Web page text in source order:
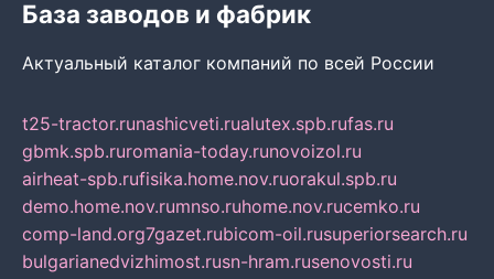
База заводов и фабрик
Актуальный каталог компаний по всей России
t25-tractor.runashicveti.rualutex.spb.rufas.ru
gbmk.spb.ruromania-today.runovoizol.ru
airheat-spb.rufisika.home.nov.ruorakul.spb.ru
demo.home.nov.rumnso.ruhome.nov.rucemko.ru
comp-land.org7gazet.rubicom-oil.rusuperiorsearch.ru
bulgarianedvizhimost.rusn-hram.rusenovosti.ru